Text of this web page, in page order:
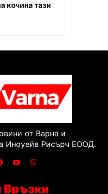
кочина тази
от Варна и
Иноуейв Рисърч ЕООД.
Връзки